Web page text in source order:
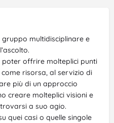
multidisciplinare e
poter offrire molteplici punti
risorsa, al servizio di
più di un approccio
creare molteplici visioni e
a suo agio.
quei casi o quelle singole